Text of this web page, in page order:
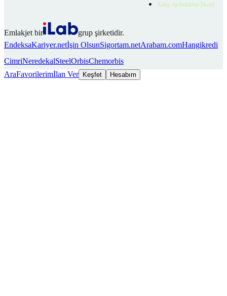
Aday Aydınlatma Metni
Emlakjet bir
grup şirketidir.
EndeksaKariyer.netİşin OlsunSigortam.netArabam.comHangikredi
CimriNeredekalSteelOrbisChemorbis
AraFavorilerimİlan Ver Keşfet Hesabım